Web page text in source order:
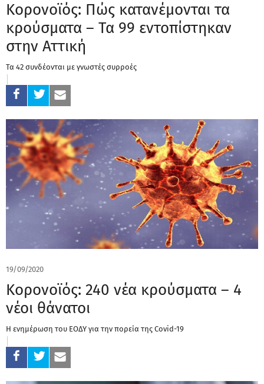
Κορονοϊός: Πώς κατανέμονται τα
κρούσματα – Τα 99 εντοπίστηκαν
στην Αττική
Τα 42 συνδέονται με γνωστές συρροές
19/09/2020
Κορονοϊός: 240 νέα κρούσματα – 4
νέοι θάνατοι
Η ενημέρωση του ΕΟΔΥ για την πορεία της Covid-19